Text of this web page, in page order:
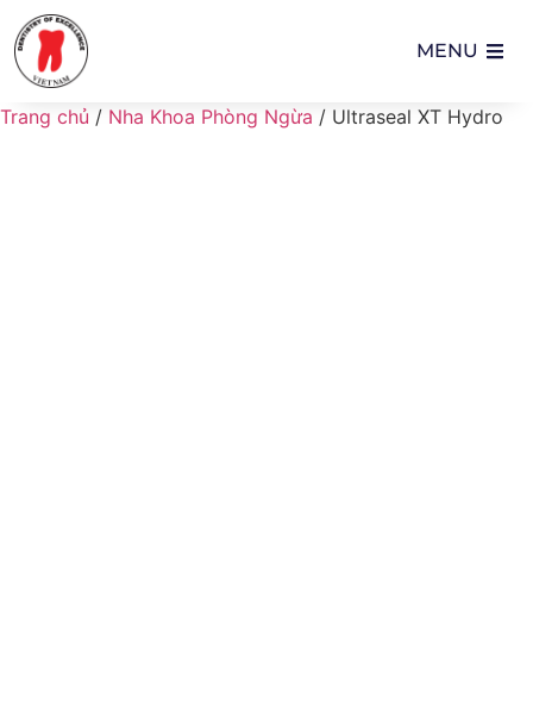
MENU
Trang chủ / Nha Khoa Phòng Ngừa / Ultraseal XT Hydro